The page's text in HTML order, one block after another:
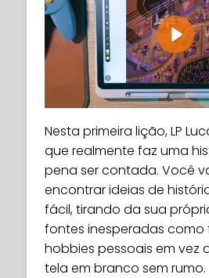
Play
Nesta primeira lição, LP
que realmente faz uma
pena ser contada. Você
encontrar ideias de
fácil, tirando da sua
fontes inesperadas como
hobbies pessoais em vez
tela em branco sem rumo.